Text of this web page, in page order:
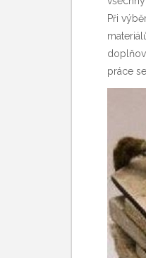
Při
práce